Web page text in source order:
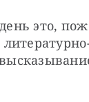
это,